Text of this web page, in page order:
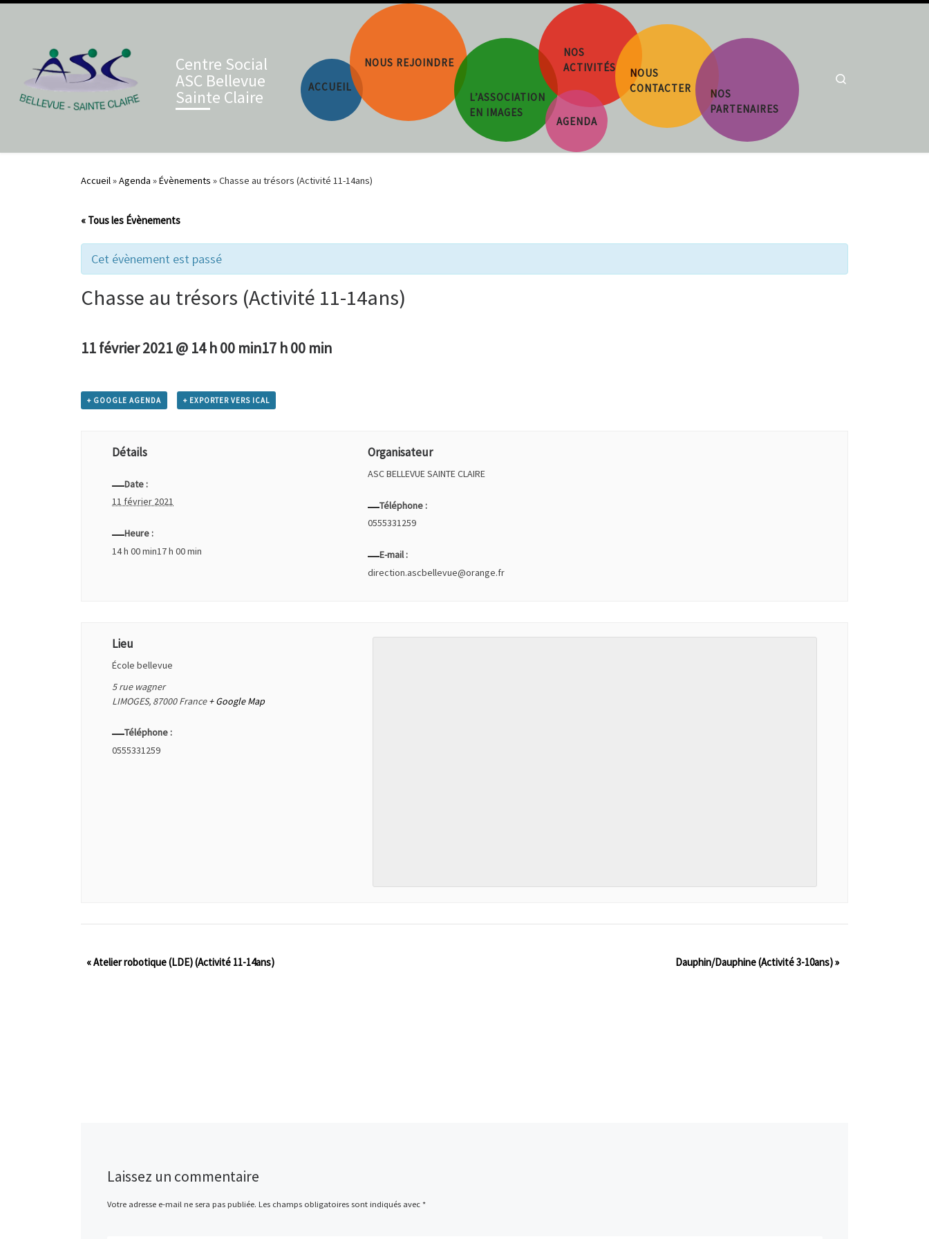
Centre Social
ASC Bellevue
Sainte Claire ACCUEIL
NOUS REJOINDRE
L’ASSOCIATION
EN IMAGES
NOS
ACTIVITÉS
NOUS
CONTACTER
NOS
PARTENAIRES
AGENDA
Accueil »Agenda »Évènements »Chasse au trésors (Activité 11-14ans)
« Tous les Évènements
Cet évènement est passé
Chasse au trésors (Activité 11-14ans)
11 février 2021 @ 14 h 00 min17 h 00 min
+ GOOGLE AGENDA + EXPORTER VERS ICAL
Détails
Date :
11 février 2021
Heure :
14 h 00 min17 h 00 min
Organisateur
ASC BELLEVUE SAINTE CLAIRE
Téléphone :
0555331259
E-mail :
direction.ascbellevue@orange.fr
Lieu
École bellevue
5 rue wagner
LIMOGES, 87000 France + Google Map
Téléphone :
0555331259
«Atelier robotique (LDE) (Activité 11-14ans) Dauphin/Dauphine (Activité 3-10ans)»
Laissez un commentaire
Votre adresse e-mail ne sera pas publiée. Les champs obligatoires sont indiqués avec *